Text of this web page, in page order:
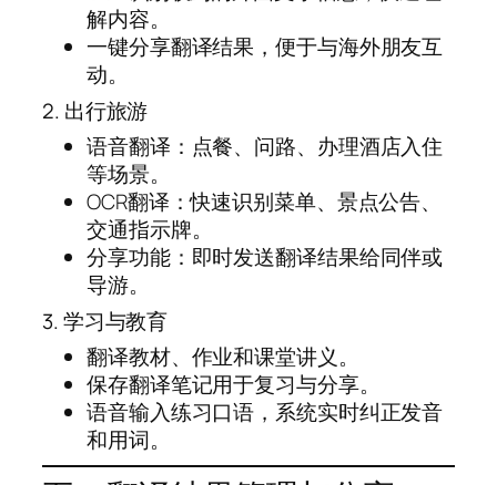
解内容。
一键分享翻译结果，便于与海外朋友互
动。
2. 出行旅游
语音翻译：点餐、问路、办理酒店入住
等场景。
OCR翻译：快速识别菜单、景点公告、
交通指示牌。
分享功能：即时发送翻译结果给同伴或
导游。
3. 学习与教育
翻译教材、作业和课堂讲义。
保存翻译笔记用于复习与分享。
语音输入练习口语，系统实时纠正发音
和用词。